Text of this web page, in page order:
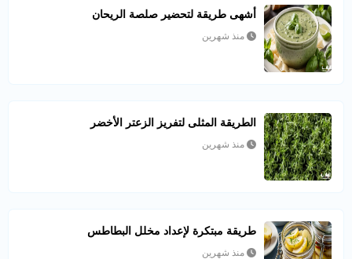
أشهى طريقة لتحضير صلصة الريحان
منذ شهرين
الطريقة المثلى لتفريز الزعتر الأخضر
منذ شهرين
طريقة مبتكرة لإعداد مخلل البطاطس
منذ شهرين